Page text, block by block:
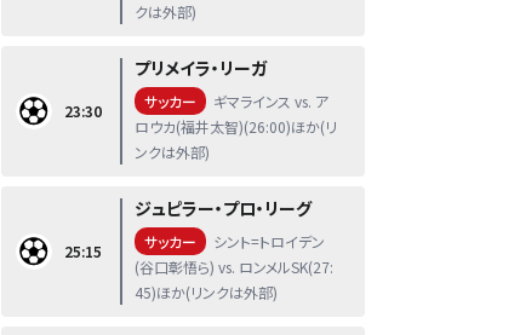
クは外部)
23:30
プリメイラ・リーガ
サッカー
ギマラインス vs. ア
ロウカ(福井太智)(26:00)ほか(リ
ンクは外部)
25:15
ジュピラー・プロ・リーグ
サッカー
シント=トロイデン
(谷口彰悟ら) vs. ロンメルSK(27:
45)ほか(リンクは外部)